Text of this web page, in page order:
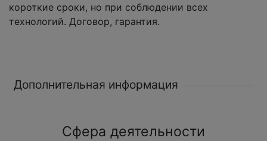
короткие сроки, но при соблюдении всех
технологий. Договор, гарантия.
Дополнительная информация
Сфера деятельности